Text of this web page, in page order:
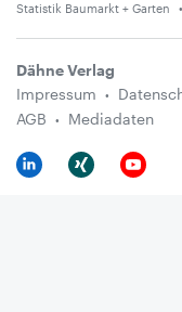
Statistik Baumarkt + Garten
Dähne Verlag
Impressum
AGB
Mediadaten